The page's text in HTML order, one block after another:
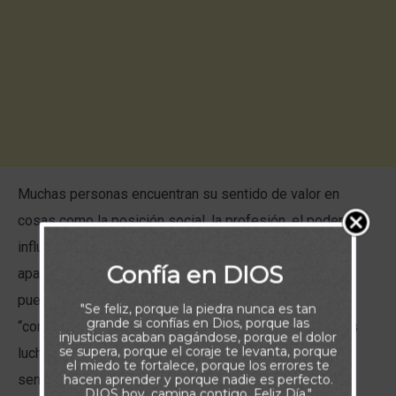
Muchas personas encuentran su sentido de valor en
cosas como la posición social, la profesión, el poder, la
influencia, la inteligencia, la familia, la popularidad, la
apariencia física, las posesiones o los logros. Incluso
pueden sentirse importantes por vivir en el vecindario
“correcto”. Y, aunque tal vez nos cueste admitirlo, todos
luchamos en cierta medida con nuestra necesidad de
sentirnos valiosos.
Confía en DIOS
"Se feliz, porque la piedra nunca es tan
grande si confías en Dios, porque las
injusticias acaban pagándose, porque el dolor
se supera, porque el coraje te levanta, porque
el miedo te fortalece, porque los errores te
hacen aprender y porque nadie es perfecto.